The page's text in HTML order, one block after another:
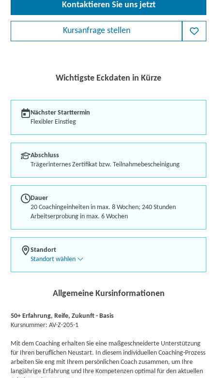
Kontaktieren Sie uns jetzt
Kursanfrage stellen
Wichtigste Eckdaten in Kürze
Nächster Starttermin
Flexibler Einstieg
Abschluss
Trägerinternes Zertifikat bzw. Teilnahmebescheinigung
Dauer
20 Coachingeinheiten in max. 8 Wochen; 240 Stunden
Arbeitserprobung in max. 6 Wochen
Standort
Standort wählen
Allgemeine Kursinformationen
50+ Erfahrung, Reife, Zukunft - Basis
Kursnummer: AV-Z-205-1
Mit dem Coaching erhalten Sie eine maßgeschneiderte Unterstützung
für Ihren beruflichen Neustart. In diesem individuellen Coaching-Prozess
arbeiten Sie eng mit Ihrem persönlichen Coach zusammen, um Ihre
langjährige Erfahrung und Ihre Kompetenzen optimal für den aktuellen